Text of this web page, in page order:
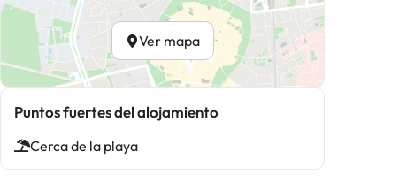
Ver mapa
Puntos fuertes del alojamiento
Cerca de la playa